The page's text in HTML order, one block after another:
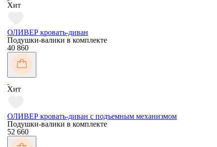
Хит
ОЛИВЕР кровать-диван
Подушки-валики в комплекте
40 860
Хит
ОЛИВЕР кровать-диван с подъемным механизмом
Подушки-валики в комплекте
52 660